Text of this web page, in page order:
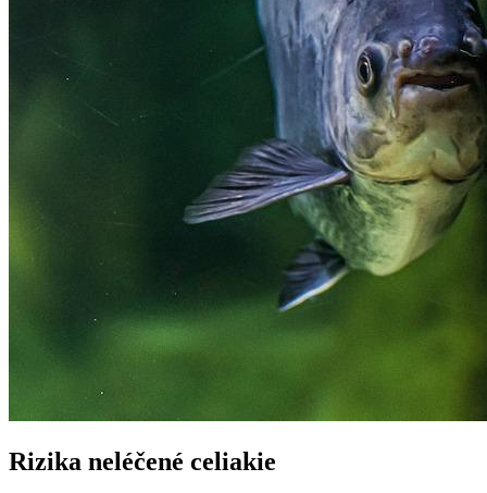
Rizika neléčené celiakie